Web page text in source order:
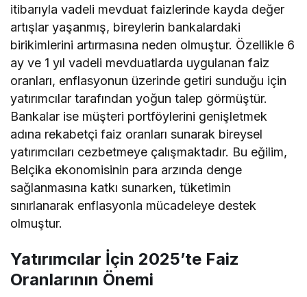
itibarıyla vadeli mevduat faizlerinde kayda değer
artışlar yaşanmış, bireylerin bankalardaki
birikimlerini artırmasına neden olmuştur. Özellikle 6
ay ve 1 yıl vadeli mevduatlarda uygulanan faiz
oranları, enflasyonun üzerinde getiri sunduğu için
yatırımcılar tarafından yoğun talep görmüştür.
Bankalar ise müşteri portföylerini genişletmek
adına rekabetçi faiz oranları sunarak bireysel
yatırımcıları cezbetmeye çalışmaktadır. Bu eğilim,
Belçika ekonomisinin para arzında denge
sağlanmasına katkı sunarken, tüketimin
sınırlanarak enflasyonla mücadeleye destek
olmuştur.
Yatırımcılar İçin 2025’te Faiz
Oranlarının Önemi